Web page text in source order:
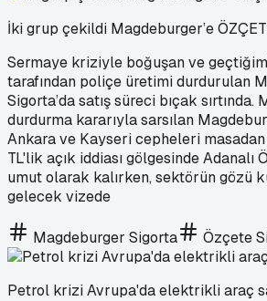
İki grup çekildi Magdeburger’e
Sermaye kriziyle boğuşan ve
tarafından poliçe üretimi durdurulan
Sigorta’da satış süreci bıçak
durdurma kararıyla sarsılan
Ankara ve Kayseri cepheleri
TL'lik açık iddiası gölgesinde Adanalı
umut olarak kalırken, sektörün gözü
gelecek vizede
Magdeburger Sigorta Özçete
Petrol krizi Avrupa'da elektrikli araç